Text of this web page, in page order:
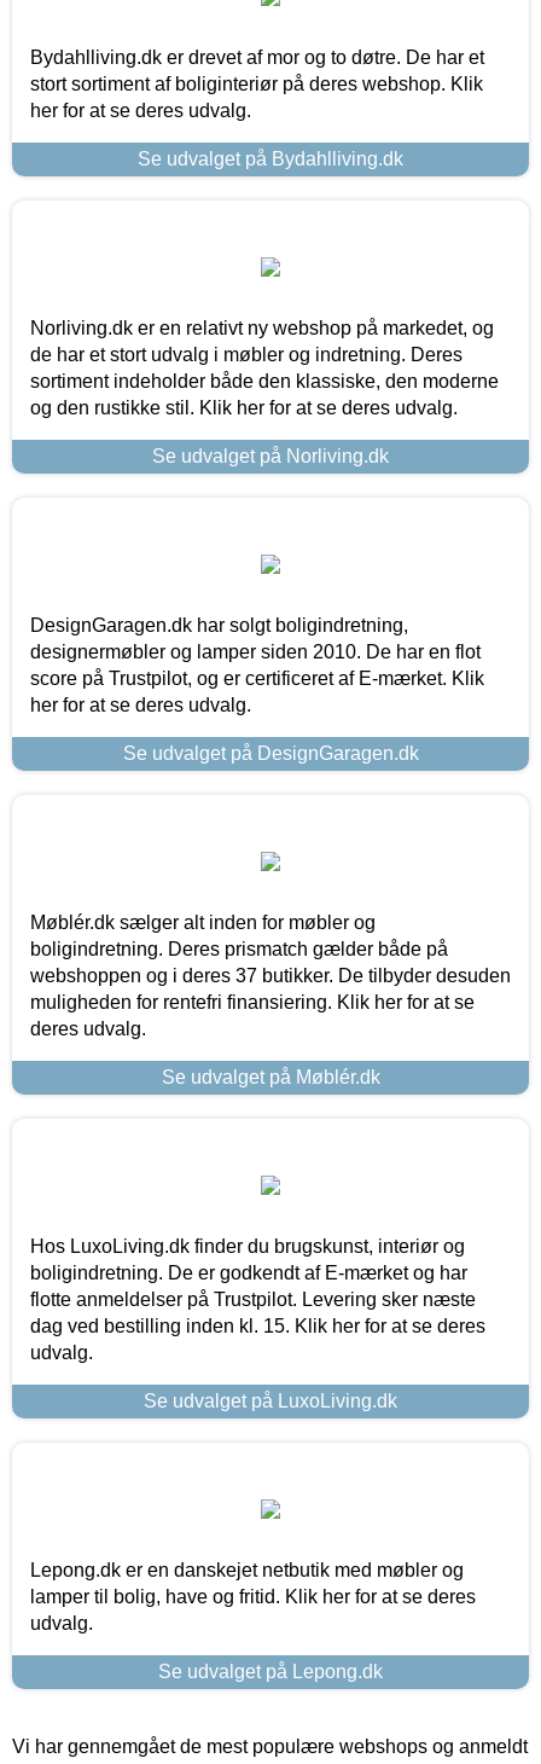
Bydahlliving.dk er drevet af mor og to døtre. De har et
stort sortiment af boliginteriør på deres webshop. Klik
her for at se deres udvalg.
Se udvalget på Bydahlliving.dk
Norliving.dk er en relativt ny webshop på markedet, og
de har et stort udvalg i møbler og indretning. Deres
sortiment indeholder både den klassiske, den moderne
og den rustikke stil. Klik her for at se deres udvalg.
Se udvalget på Norliving.dk
DesignGaragen.dk har solgt boligindretning,
designermøbler og lamper siden 2010. De har en flot
score på Trustpilot, og er certificeret af E-mærket. Klik
her for at se deres udvalg.
Se udvalget på DesignGaragen.dk
Møblér.dk sælger alt inden for møbler og
boligindretning. Deres prismatch gælder både på
webshoppen og i deres 37 butikker. De tilbyder desuden
muligheden for rentefri finansiering. Klik her for at se
deres udvalg.
Se udvalget på Møblér.dk
Hos LuxoLiving.dk finder du brugskunst, interiør og
boligindretning. De er godkendt af E-mærket og har
flotte anmeldelser på Trustpilot. Levering sker næste
dag ved bestilling inden kl. 15. Klik her for at se deres
udvalg.
Se udvalget på LuxoLiving.dk
Lepong.dk er en danskejet netbutik med møbler og
lamper til bolig, have og fritid. Klik her for at se deres
udvalg.
Se udvalget på Lepong.dk
Vi har gennemgået de mest populære webshops og anmeldt